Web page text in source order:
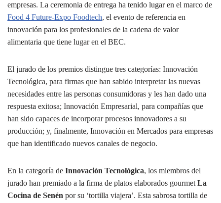
empresas. La ceremonia de entrega ha tenido lugar en el marco de
Food 4 Future-Expo Foodtech, el evento de referencia en
innovación para los profesionales de la cadena de valor
alimentaria que tiene lugar en el BEC.
El jurado de los premios distingue tres categorías: Innovación
Tecnológica, para firmas que han sabido interpretar las nuevas
necesidades entre las personas consumidoras y les han dado una
respuesta exitosa; Innovación Empresarial, para compañías que
han sido capaces de incorporar procesos innovadores a su
producción; y, finalmente, Innovación en Mercados para empresas
que han identificado nuevos canales de negocio.
En la categoría de Innovación Tecnológica, los miembros del
jurado han premiado a la firma de platos elaborados gourmetLa
Cocina de Senén por su ‘tortilla viajera’. Esta sabrosa tortilla de